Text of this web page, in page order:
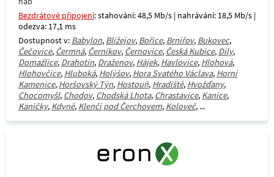
Bezdrátové připojení: stahování: 48,5 Mb/s | nahrávání: 18,5 Mb/s |
odezva: 17,1 ms
Dostupnost v: Babylon, Blížejov, Bořice, Brnířov, Bukovec,
Čečovice, Čermná, Černíkov, Černovice, Česká Kubice, Díly,
Domažlice, Drahotín, Draženov, Hájek, Havlovice, Hlohová,
Hlohovčice, Hluboká, Holýšov, Hora Svatého Václava, Horní
Kamenice, Horšovský Týn, Hostouň, Hradiště, Hvožďany,
Chocomyšl, Chodov, Chodská Lhota, Chrastavice, Kanice,
Kaničky, Kdyně, Klenčí pod Čerchovem, Koloveč, ...